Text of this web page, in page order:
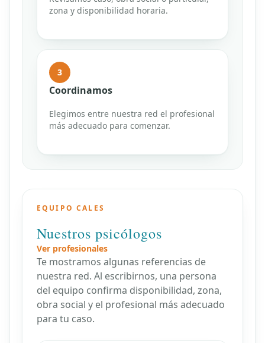
zona y disponibilidad horaria.
3
Coordinamos
Elegimos entre nuestra red el profesional
más adecuado para comenzar.
EQUIPO CALES
Nuestros psicólogos
Ver profesionales
Te mostramos algunas referencias de
nuestra red. Al escribirnos, una persona
del equipo confirma disponibilidad, zona,
obra social y el profesional más adecuado
para tu caso.